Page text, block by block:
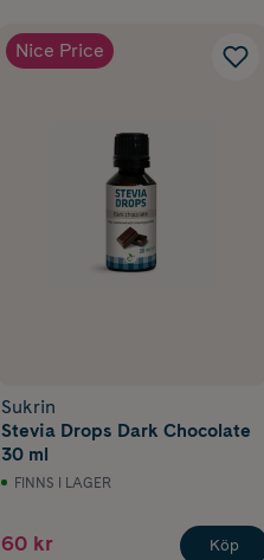
Nice Price
Sukrin
Stevia Drops Dark Chocolate
30 ml
FINNS I LAGER
60 kr Köp